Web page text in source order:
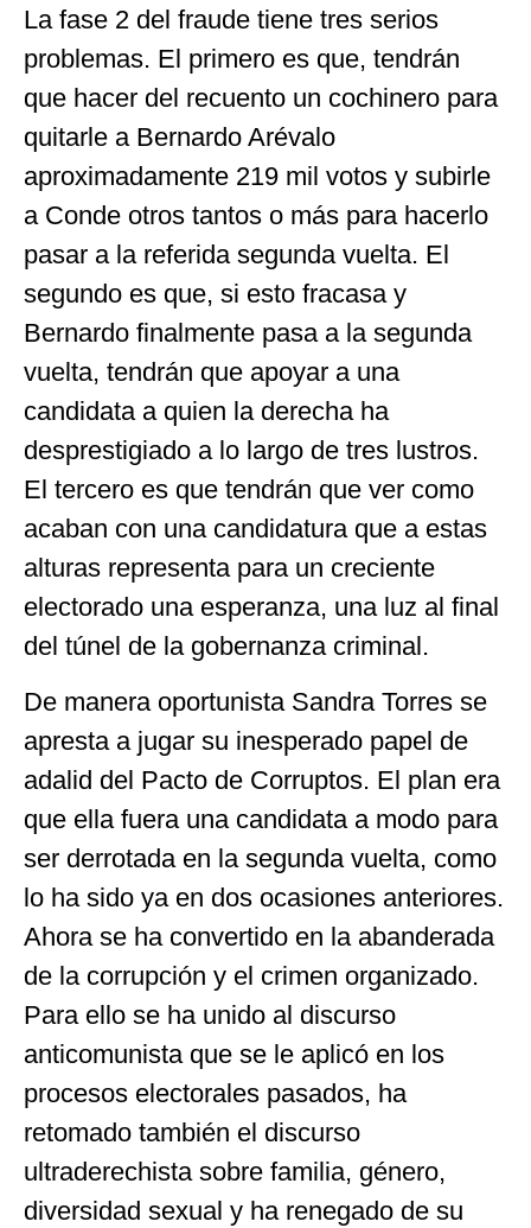
La fase 2 del fraude tiene tres serios
problemas. El primero es que, tendrán
que hacer del recuento un cochinero para
quitarle a Bernardo Arévalo
aproximadamente 219 mil votos y subirle
a Conde otros tantos o más para hacerlo
pasar a la referida segunda vuelta. El
segundo es que, si esto fracasa y
Bernardo finalmente pasa a la segunda
vuelta, tendrán que apoyar a una
candidata a quien la derecha ha
desprestigiado a lo largo de tres lustros.
El tercero es que tendrán que ver como
acaban con una candidatura que a estas
alturas representa para un creciente
electorado una esperanza, una luz al final
del túnel de la gobernanza criminal.
De manera oportunista Sandra Torres se
apresta a jugar su inesperado papel de
adalid del Pacto de Corruptos. El plan era
que ella fuera una candidata a modo para
ser derrotada en la segunda vuelta, como
lo ha sido ya en dos ocasiones anteriores.
Ahora se ha convertido en la abanderada
de la corrupción y el crimen organizado.
Para ello se ha unido al discurso
anticomunista que se le aplicó en los
procesos electorales pasados, ha
retomado también el discurso
ultraderechista sobre familia, género,
diversidad sexual y ha renegado de su